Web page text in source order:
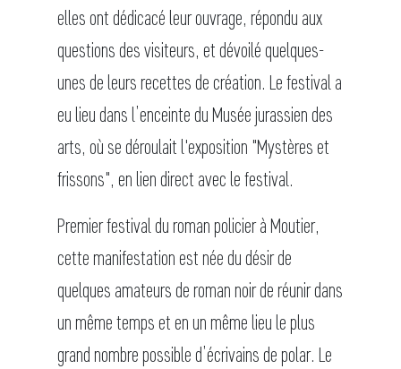
elles ont dédicacé leur ouvrage, répondu aux
questions des visiteurs, et dévoilé quelques-
unes de leurs recettes de création. Le festival a
eu lieu dans l’enceinte du Musée jurassien des
arts, où se déroulait l'exposition "Mystères et
frissons", en lien direct avec le festival.
Premier festival du roman policier à Moutier,
cette manifestation est née du désir de
quelques amateurs de roman noir de réunir dans
un même temps et en un même lieu le plus
grand nombre possible d’écrivains de polar. Le